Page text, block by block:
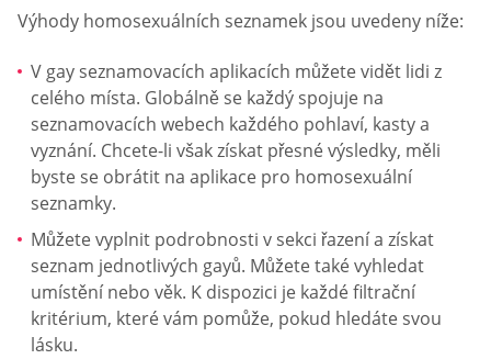
Výhody homosexuálních seznamek jsou uvedeny níže:
V gay seznamovacích aplikacích můžete vidět lidi z
celého místa. Globálně se každý spojuje na
seznamovacích webech každého pohlaví, kasty a
vyznání. Chcete-li však získat přesné výsledky, měli
byste se obrátit na aplikace pro homosexuální
seznamky.
Můžete vyplnit podrobnosti v sekci řazení a získat
seznam jednotlivých gayů. Můžete také vyhledat
umístění nebo věk. K dispozici je každé filtrační
kritérium, které vám pomůže, pokud hledáte svou
lásku.